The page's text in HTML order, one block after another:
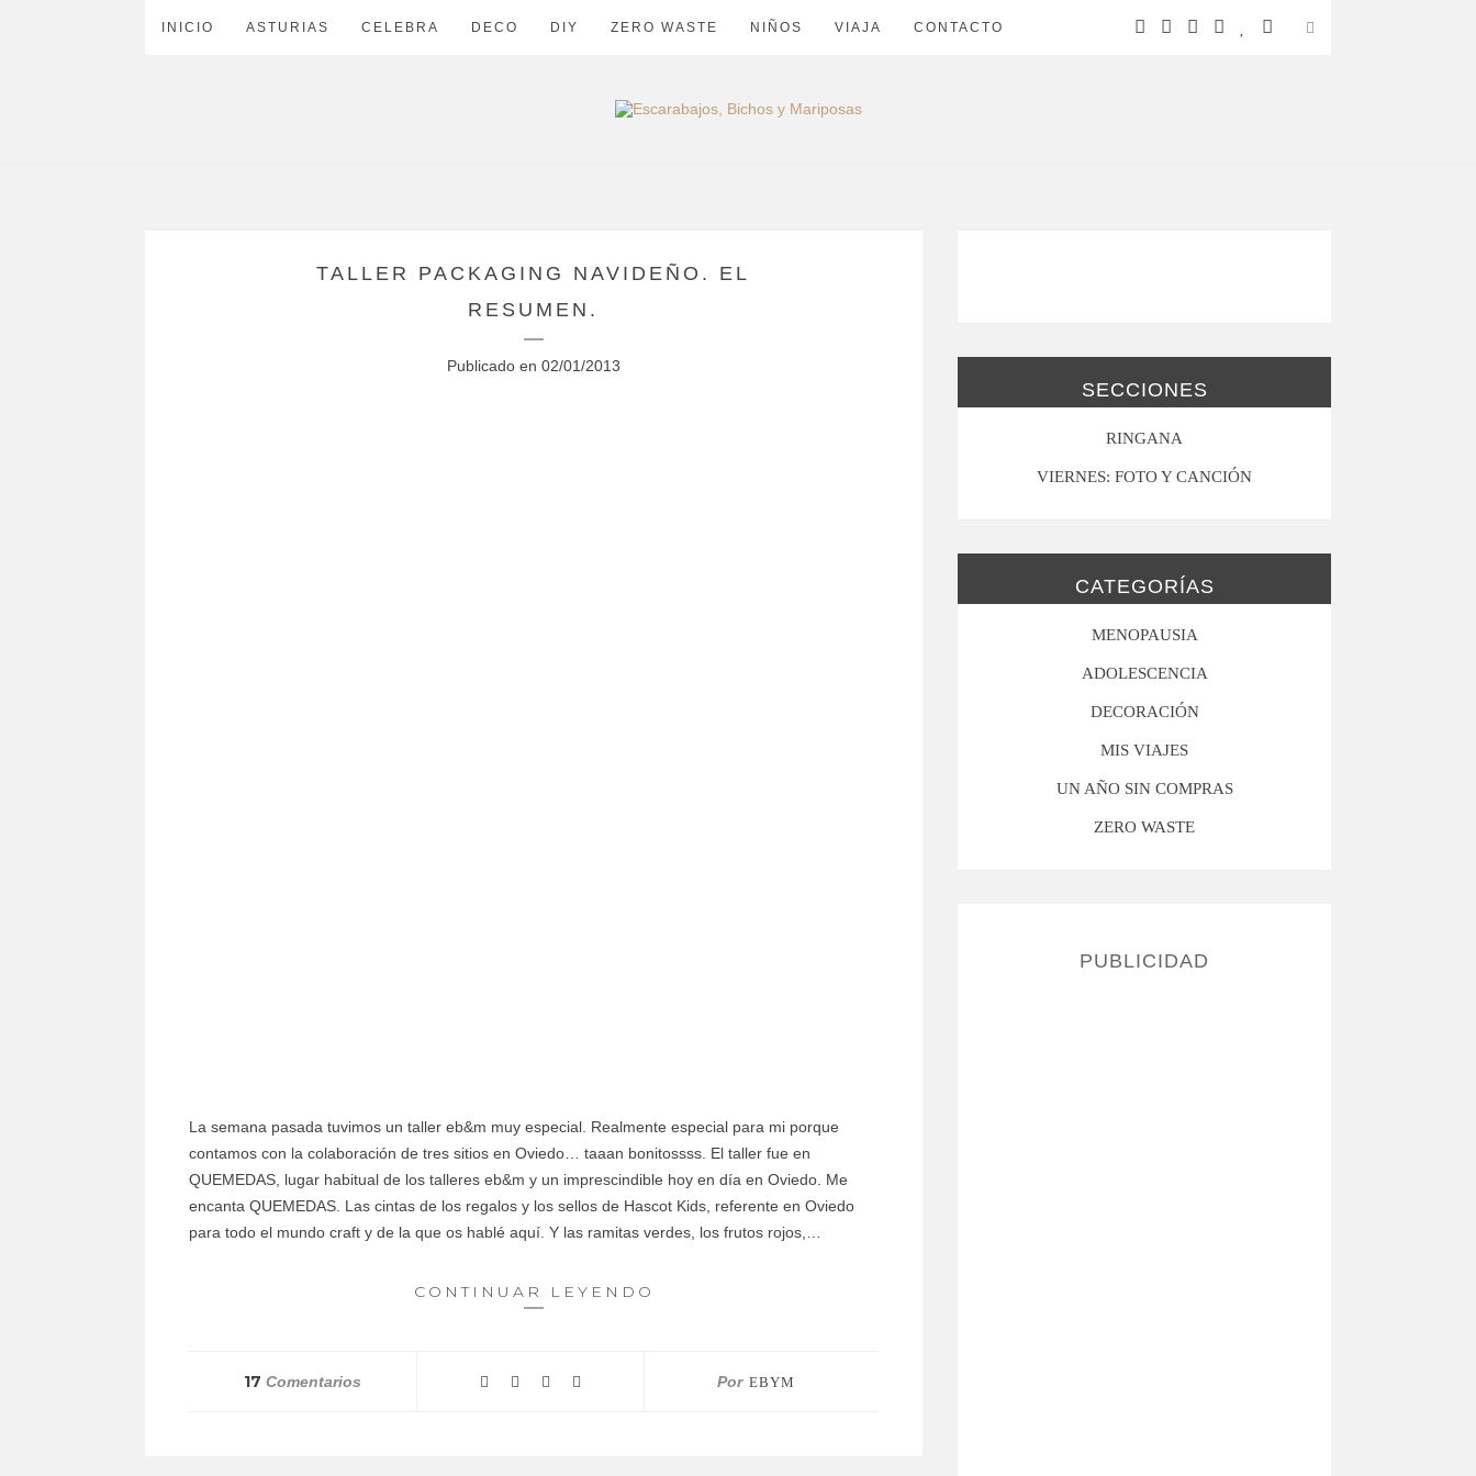
INICIO ASTURIAS CELEBRA DECO DIY ZERO WASTE NIÑOS VIAJA CONTACTO
TALLER PACKAGING NAVIDEÑO. EL
RESUMEN.
Publicado en 02/01/2013
La semana pasada tuvimos un taller eb&m muy especial. Realmente especial para mi porque
contamos con la colaboración de tres sitios en Oviedo… taaan bonitossss. El taller fue en
QUEMEDAS, lugar habitual de los talleres eb&m y un imprescindible hoy en día en Oviedo. Me
encanta QUEMEDAS. Las cintas de los regalos y los sellos de Hascot Kids, referente en Oviedo
para todo el mundo craft y de la que os hablé aquí. Y las ramitas verdes, los frutos rojos,…
CONTINUAR LEYENDO
17 Comentarios Por EBYM
SECCIONES
RINGANA
VIERNES: FOTO Y CANCIÓN
CATEGORÍAS
MENOPAUSIA
ADOLESCENCIA
DECORACIÓN
MIS VIAJES
UN AÑO SIN COMPRAS
ZERO WASTE
PUBLICIDAD